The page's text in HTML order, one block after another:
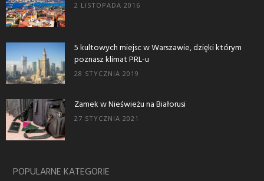
2 LISTOPADA 2016
5 kultowych miejsc w Warszawie, dzięki którym
poznasz klimat PRL-u
28 STYCZNIA 2019
Zamek w Nieświeżu na Białorusi
27 STYCZNIA 2021
POPULARNE KATEGORIE